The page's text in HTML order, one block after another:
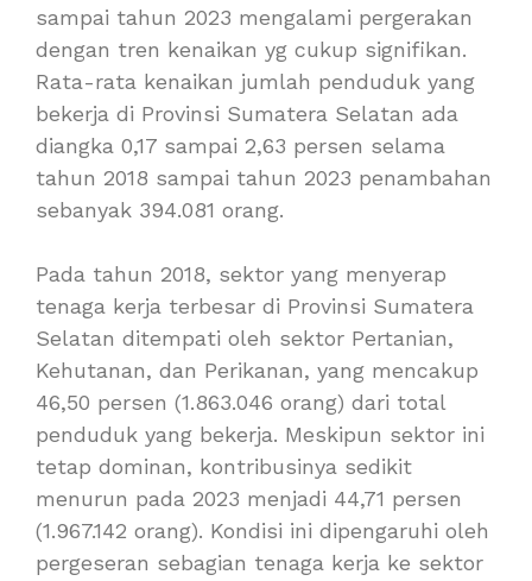
sampai tahun 2023 mengalami pergerakan
dengan tren kenaikan yg cukup signifikan.
Rata-rata kenaikan jumlah penduduk yang
bekerja di Provinsi Sumatera Selatan ada
diangka 0,17 sampai 2,63 persen selama
tahun 2018 sampai tahun 2023 penambahan
sebanyak 394.081 orang.
Pada tahun 2018, sektor yang menyerap
tenaga kerja terbesar di Provinsi Sumatera
Selatan ditempati oleh sektor Pertanian,
Kehutanan, dan Perikanan, yang mencakup
46,50 persen (1.863.046 orang) dari total
penduduk yang bekerja. Meskipun sektor ini
tetap dominan, kontribusinya sedikit
menurun pada 2023 menjadi 44,71 persen
(1.967.142 orang). Kondisi ini dipengaruhi oleh
pergeseran sebagian tenaga kerja ke sektor